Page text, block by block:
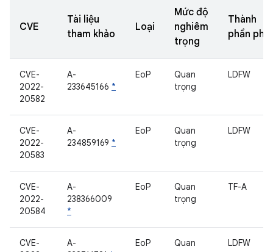
CVE
Tài liệu
tham khảo
Loại
Mức độ
nghiêm
trọng
Thành
phần phụ
CVE-
2022-
20582
A-
233645166 *
EoP
Quan
trọng
LDFW
CVE-
2022-
20583
A-
234859169 *
EoP
Quan
trọng
LDFW
CVE-
2022-
20584
A-
238366009
*
EoP
Quan
trọng
TF-A
CVE-
A-
EoP
Quan
LDFW